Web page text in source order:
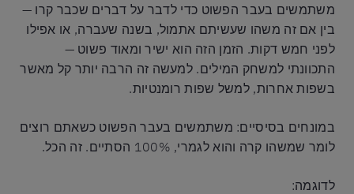
משתמשים בעבר הפשוט כדי לדבר על דברים שכבר קרו —
בין אם זה משהו שעשיתם אתמול, בשנה שעברה, או אפילו
לפני חמש דקות. הזמן הזה הוא ישיר ומאוד פשוט —
התכוונתי למשחק המילים. למעשה זה הרבה יותר קל מאשר
בשפות אחרות, למשל שפות רומנטיות.
במונחים בסיסיים: משתמשים בעבר הפשוט כשאתם רוצים
לומר שמשהו קרה והוא לגמרי, 100% הסתיים. זה הכל.
לדוגמה: